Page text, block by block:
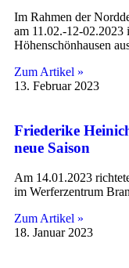
Im Rahmen der
am 11.02.-12-
Höhenschönhausen
Zum Artikel »
13. Februar 2023
Friederike
neue Saison
Am 14.01.2023
im Werferzentrum
Zum Artikel »
18. Januar 2023